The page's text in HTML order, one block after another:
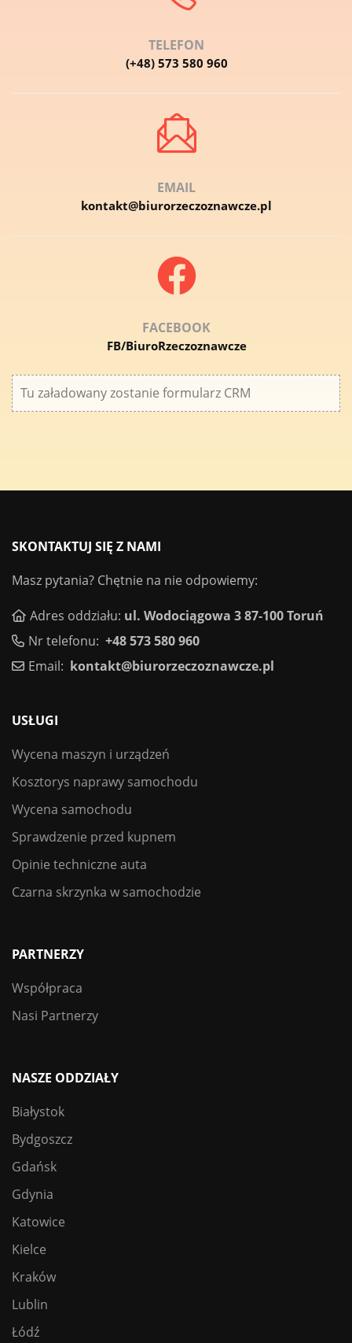
TELEFON
(+48) 573 580 960
EMAIL
kontakt@biurorzeczoznawcze.pl
FACEBOOK
FB/BiuroRzeczoznawcze
Tu załadowany zostanie formularz CRM
SKONTAKTUJ SIĘ Z NAMI
Masz pytania? Chętnie na nie odpowiemy:
Adres oddziału: ul. Wodociągowa 3 87-100 Toruń
Nr telefonu: +48 573 580 960
Email: kontakt@biurorzeczoznawcze.pl
USŁUGI
Wycena maszyn i urządzeń
Kosztorys naprawy samochodu
Wycena samochodu
Sprawdzenie przed kupnem
Opinie techniczne auta
Czarna skrzynka w samochodzie
PARTNERZY
Współpraca
Nasi Partnerzy
NASZE ODDZIAŁY
Białystok
Bydgoszcz
Gdańsk
Gdynia
Katowice
Kielce
Kraków
Lublin
Łódź